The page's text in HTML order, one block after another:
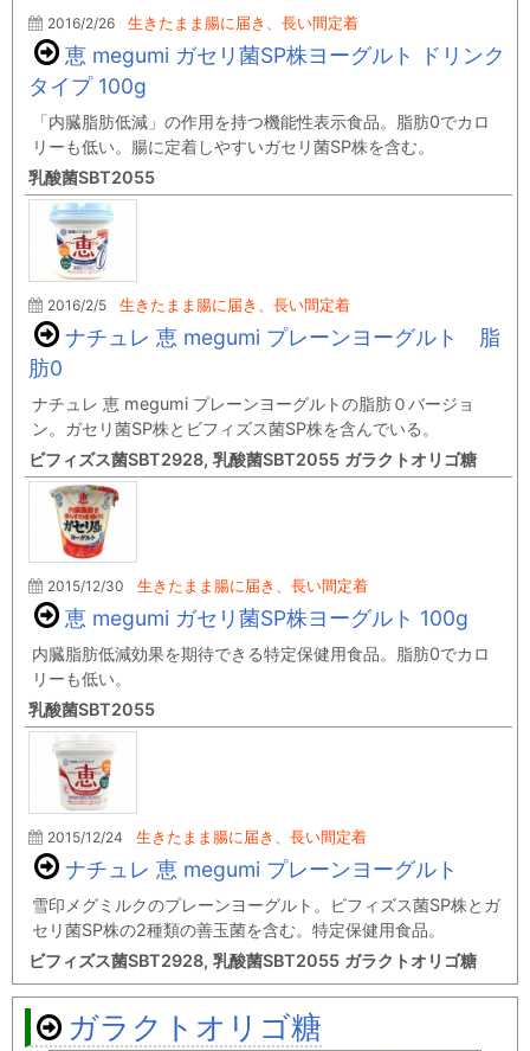
2016/2/26 生きたまま腸に届き、長い間定着
恵 megumi ガセリ菌SP株ヨーグルト ドリンク
タイプ 100g
「内臓脂肪低減」の作用を持つ機能性表示食品。脂肪0でカロ
リーも低い。腸に定着しやすいガセリ菌SP株を含む。
乳酸菌SBT2055
2016/2/5 生きたまま腸に届き、長い間定着
ナチュレ 恵 megumi プレーンヨーグルト 脂
肪0
ナチュレ 恵 megumi プレーンヨーグルトの脂肪０バージョ
ン。ガセリ菌SP株とビフィズス菌SP株を含んでいる。
ビフィズス菌SBT2928, 乳酸菌SBT2055 ガラクトオリゴ糖
2015/12/30 生きたまま腸に届き、長い間定着
恵 megumi ガセリ菌SP株ヨーグルト 100g
内臓脂肪低減効果を期待できる特定保健用食品。脂肪0でカロ
リーも低い。
乳酸菌SBT2055
2015/12/24 生きたまま腸に届き、長い間定着
ナチュレ 恵 megumi プレーンヨーグルト
雪印メグミルクのプレーンヨーグルト。ビフィズス菌SP株とガ
セリ菌SP株の2種類の善玉菌を含む。特定保健用食品。
ビフィズス菌SBT2928, 乳酸菌SBT2055 ガラクトオリゴ糖
ガラクトオリゴ糖